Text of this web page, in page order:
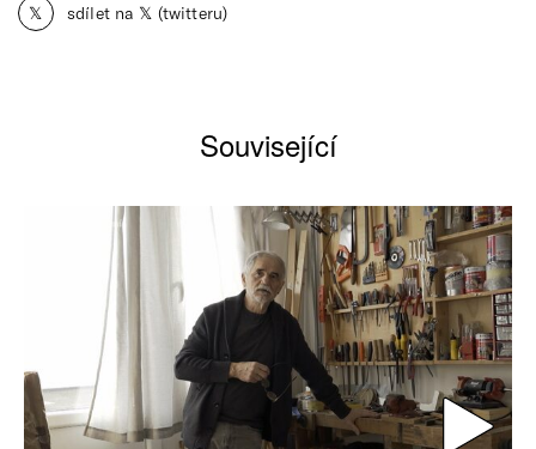
𝕏 sdílet na 𝕏 (twitteru)
Související